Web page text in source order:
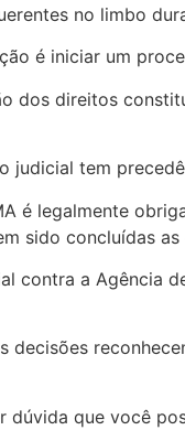
no limbo
é iniciar um
dos direitos
judicial tem
é legalmente
sido concluídas
contra a Agência
decisões
dúvida que você